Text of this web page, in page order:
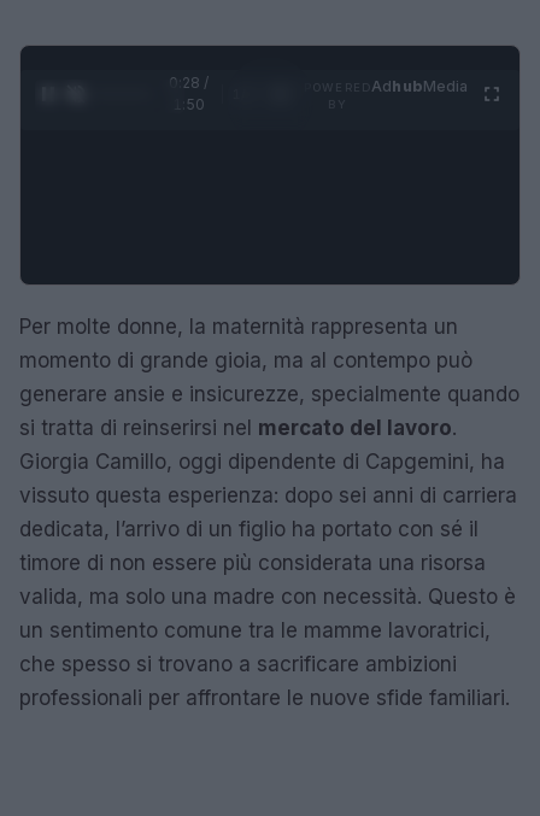
0:29 /
1:50
AdhubMedia
Per molte donne, la maternità rappresenta un
momento di grande gioia, ma al contempo può
generare ansie e insicurezze, specialmente quando
si tratta di reinserirsi nel mercato del lavoro.
Giorgia Camillo, oggi dipendente di Capgemini, ha
vissuto questa esperienza: dopo sei anni di carriera
dedicata, l’arrivo di un figlio ha portato con sé il
timore di non essere più considerata una risorsa
valida, ma solo una madre con necessità. Questo è
un sentimento comune tra le mamme lavoratrici,
che spesso si trovano a sacrificare ambizioni
professionali per affrontare le nuove sfide familiari.